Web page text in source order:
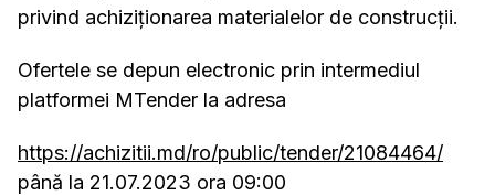
privind achiziționarea materialelor de construcţii.
Ofertele se depun electronic prin intermediul
platformei MTender la adresa
https://achizitii.md/ro/public/tender/21084464/
până la 21.07.2023 ora 09:00